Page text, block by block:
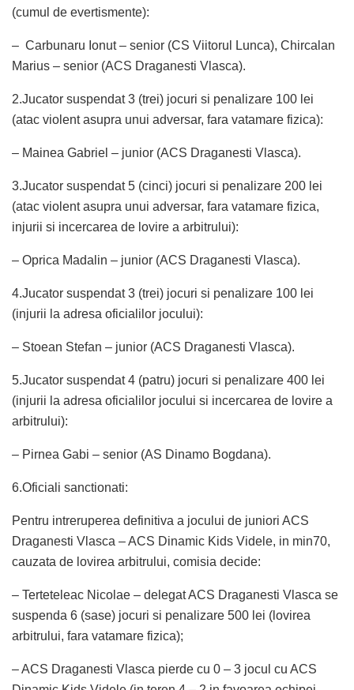
(cumul de evertismente):
– Carbunaru Ionut – senior (CS Viitorul Lunca), Chircalan
Marius – senior (ACS Draganesti Vlasca).
2.Jucator suspendat 3 (trei) jocuri si penalizare 100 lei
(atac violent asupra unui adversar, fara vatamare fizica):
– Mainea Gabriel – junior (ACS Draganesti Vlasca).
3.Jucator suspendat 5 (cinci) jocuri si penalizare 200 lei
(atac violent asupra unui adversar, fara vatamare fizica,
injurii si incercarea de lovire a arbitrului):
– Oprica Madalin – junior (ACS Draganesti Vlasca).
4.Jucator suspendat 3 (trei) jocuri si penalizare 100 lei
(injurii la adresa oficialilor jocului):
– Stoean Stefan – junior (ACS Draganesti Vlasca).
5.Jucator suspendat 4 (patru) jocuri si penalizare 400 lei
(injurii la adresa oficialilor jocului si incercarea de lovire a
arbitrului):
– Pirnea Gabi – senior (AS Dinamo Bogdana).
6.Oficiali sanctionati:
Pentru intreruperea definitiva a jocului de juniori ACS
Draganesti Vlasca – ACS Dinamic Kids Videle, in min70,
cauzata de lovirea arbitrului, comisia decide:
– Terteteleac Nicolae – delegat ACS Draganesti Vlasca se
suspenda 6 (sase) jocuri si penalizare 500 lei (lovirea
arbitrului, fara vatamare fizica);
– ACS Draganesti Vlasca pierde cu 0 – 3 jocul cu ACS